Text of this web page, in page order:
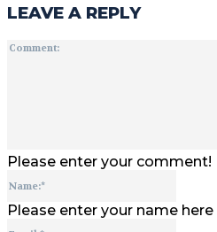
LEAVE A REPLY
Please enter your comment!
Please enter your name here